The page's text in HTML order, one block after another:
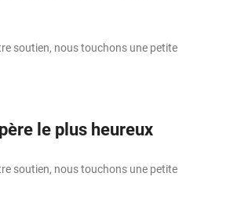
soutien, nous touchons une petite
le plus heureux
soutien, nous touchons une petite